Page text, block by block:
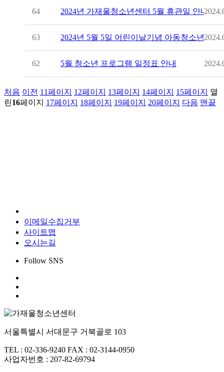
64 2024년 가재울청소년센터 5월 휴관일 안내
63 2024년 5월 5일 어린이날기념 아동청소년축제
62 5월 청소년 프로그램 일정표 안내
처음 이전 11페이지 12페이지 13페이지 14페이지 15페이지
열
린16페이지 17페이지 18페이지 19페이지 20페이지 다음 맨끝
이메일수집거부
사이트맵
오시는길
Follow SNS
서울특별시 서대문구 거북골로 103
TEL : 02-336-9240 FAX : 02-3144-0950
사업자번호 : 207-82-69794